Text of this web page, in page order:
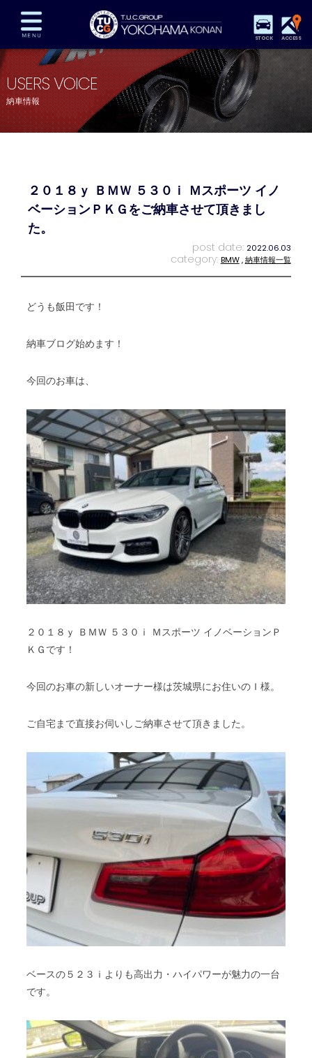
STOCK ACCESS
在庫車両情報 保証&サービス パーツリスト
TUCとは？ 店舗情報 アクセスマップ
全国納車 特別作業 注文販売
プライバシーポリシー スタッフblog 納車blog
USERS VOICE
納車情報
２０１８ｙ ＢＭＷ ５３０ｉ Ｍスポーツ イノ
ベーションＰＫＧをご納車させて頂きまし
た。
post date: 2022.06.03
category: BMW,納車情報一覧
どうも飯田です！
納車ブログ始めます！
今回のお車は、
２０１８ｙ ＢＭＷ ５３０ｉ Ｍスポーツ イノベーションＰ
ＫＧです！
今回のお車の新しいオーナー様は茨城県にお住いのＩ様。
ご自宅まで直接お伺いしご納車させて頂きました。
ベースの５２３ｉよりも高出力・ハイパワーが魅力の一台
です。